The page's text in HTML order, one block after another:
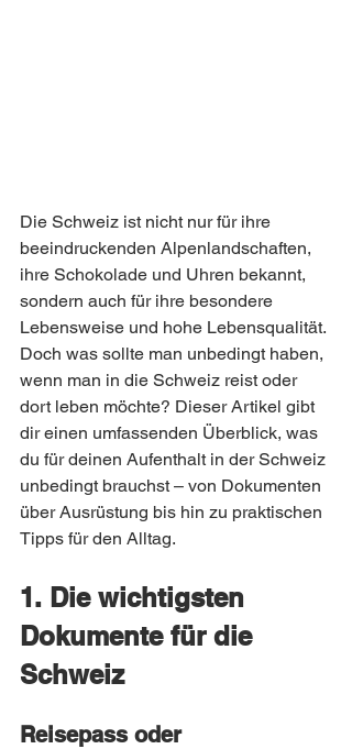
Die Schweiz ist nicht nur für ihre
beeindruckenden Alpenlandschaften,
ihre Schokolade und Uhren bekannt,
sondern auch für ihre besondere
Lebensweise und hohe Lebensqualität.
Doch was sollte man unbedingt haben,
wenn man in die Schweiz reist oder
dort leben möchte? Dieser Artikel gibt
dir einen umfassenden Überblick, was
du für deinen Aufenthalt in der Schweiz
unbedingt brauchst – von Dokumenten
über Ausrüstung bis hin zu praktischen
Tipps für den Alltag.
1. Die wichtigsten
Dokumente für die
Schweiz
Reisepass oder